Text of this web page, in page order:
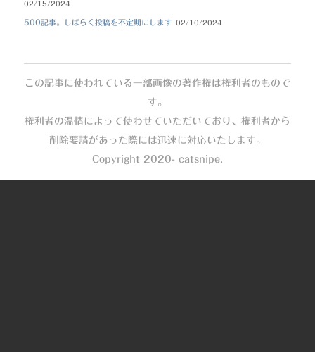
02/15/2024
500記事。しばらく投稿を不定期にします 02/10/2024
この記事に使われている一部画像の著作権は権利者のもので
す。
権利者の温情によって使わせていただいており、権利者から
削除要請があった際には迅速に対応いたします。
Copyright 2020- catsnipe.